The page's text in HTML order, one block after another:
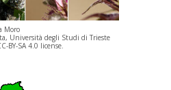
Moro
Università degli Studi di Trieste
BY-SA 4.0 license.